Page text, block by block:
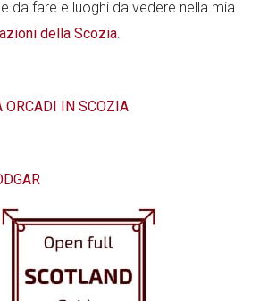
da fare e luoghi da vedere nella mia
della Scozia.
ORCADI IN SCOZIA